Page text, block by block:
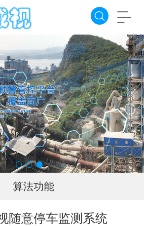
算法功能
随意停车监测系统